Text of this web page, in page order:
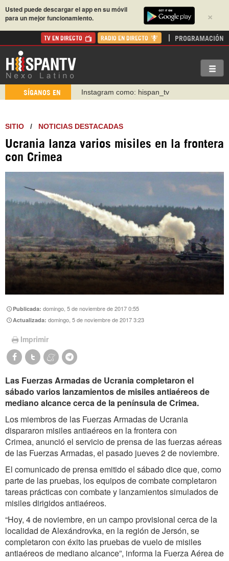
×
Usted puede descargar el app en su móvil
para un mejor funcionamiento.
TV EN DIRECTO RADIO EN DIRECTO PROGRAMACIÓN
SÍGANOS EN
https://www.facebook.com/Nexolatino.Canal
http://twitter.com/nexo_latino
https://t.me/hispantvcanal
SITIO / NOTICIAS DESTACADAS
Ucrania lanza varios misiles en la frontera
con Crimea
Publicada:domingo, 5 de noviembre de 2017 0:55
Actualizada:domingo, 5 de noviembre de 2017 3:23
Imprimir
Las Fuerzas Armadas de Ucrania completaron el
sábado varios lanzamientos de misiles antiaéreos de
mediano alcance cerca de la península de Crimea.
Los miembros de las Fuerzas Armadas de Ucrania
dispararon misiles antiaéreos en la frontera con
Crimea, anunció el servicio de prensa de las fuerzas aéreas
de las Fuerzas Armadas, el pasado jueves 2 de noviembre.
El comunicado de prensa emitido el sábado dice que, como
parte de las pruebas, los equipos de combate completaron
tareas prácticas con combate y lanzamientos simulados de
misiles dirigidos antiaéreos.
“Hoy, 4 de noviembre, en un campo provisional cerca de la
localidad de Alexándrovka, en la región de Jersón, se
completaron con éxito las pruebas de vuelo de misiles
antiaéreos de mediano alcance”, informa la Fuerza Aérea de